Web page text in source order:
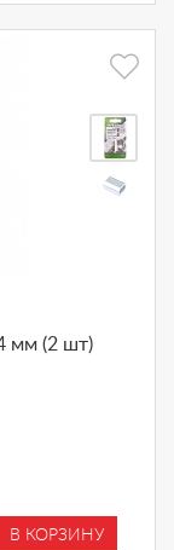
мм (2 шт)
В КОРЗИНУ